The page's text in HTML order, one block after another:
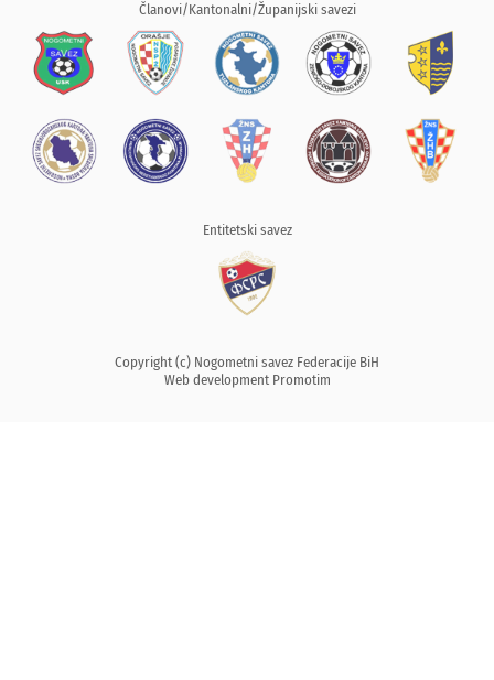
Članovi/Kantonalni/Županijski savezi
Entitetski savez
Copyright (c) Nogometni savez Federacije BiH
Web development Promotim